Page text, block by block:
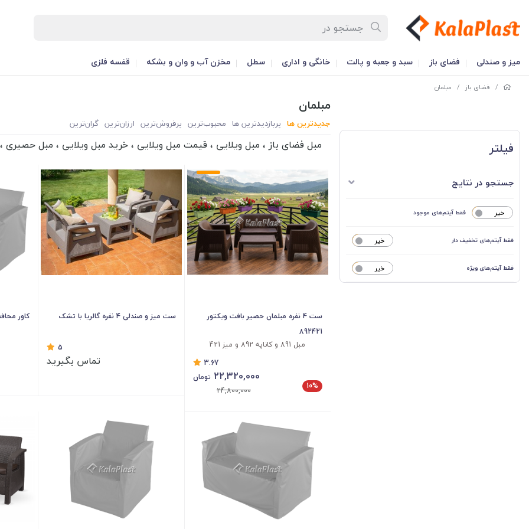
میز و صندلی فضای باز سبد و جعبه و پالت خانگی و اداری سطل مخزن آب و وان و بشکه قفسه فلزی
/ فضای باز / مبلمان
فیلتر
جستجو در نتایج
خیر فقط آیتم‌های موجود
خیر فقط آیتم‌های تخفیف دار
خیر فقط آیتم‌های ویژه
مبلمان
جدیدترین ها پربازدیدترین ها محبوب‌‌ترین پرفروش‌ترین ارزان‌ترین گران‌ترین
مبل فضای باز ، مبل ویلایی ، قیمت مبل ویلایی ، خرید مبل ویلایی ، مبل حصیری ،
ست 4 نفره مبلمان حصیر بافت ویکتور
892421
مبل 891 و کاناپه 892 و میز 421
3.67
10%
22,320,000 تومان
24,800,000
ست میز و صندلی 4 نفره گالریا با تشک
5
تماس بگیرید
کاور محافظ مبل